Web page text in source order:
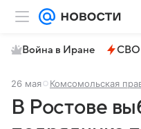
Война в Иране СВО
26 мая Комсомольская
В Ростове